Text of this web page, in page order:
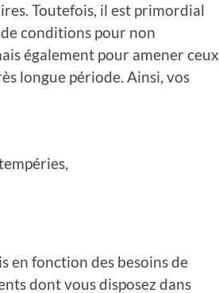
Toutefois, il est primordial
conditions pour non
également pour amener ceux
longue période. Ainsi, vos
en fonction des besoins de
dont vous disposez dans